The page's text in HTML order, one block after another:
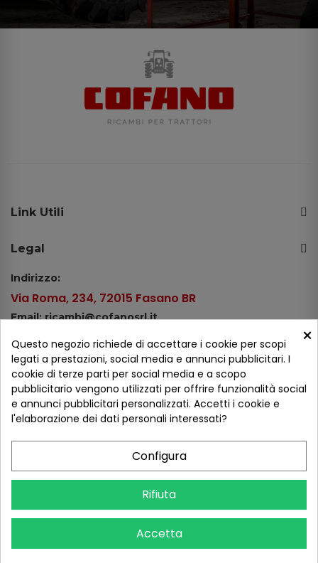
Link Utili
Legal
Indirizzo:
Via Roma, 234, 72015 Fasano BR
Email: ricambi@cofanosrl.it
Tel.: +39 080 44 13 478
WhatsApp: +39 334 98 51 100
Metodi di pagamento
×
Questo negozio richiede di accettare i cookie per scopi
legati a prestazioni, social media e annunci pubblicitari. I
cookie di terze parti per social media e a scopo
pubblicitario vengono utilizzati per offrire funzionalità social
e annunci pubblicitari personalizzati. Accetti i cookie e
l'elaborazione dei dati personali interessati?
Configura
Rifiuta
Accetta